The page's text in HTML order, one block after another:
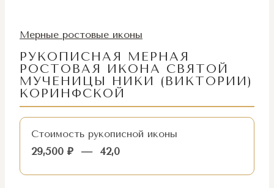
Мерные ростовые иконы
РУКОПИСНАЯ МЕРНАЯ
РОСТОВАЯ ИКОНА СВЯТОЙ
МУЧЕНИЦЫ НИКИ (ВИКТОРИИ)
КОРИНФСКОЙ
Стоимость рукописной иконы
29,500 ₽ — 42,0